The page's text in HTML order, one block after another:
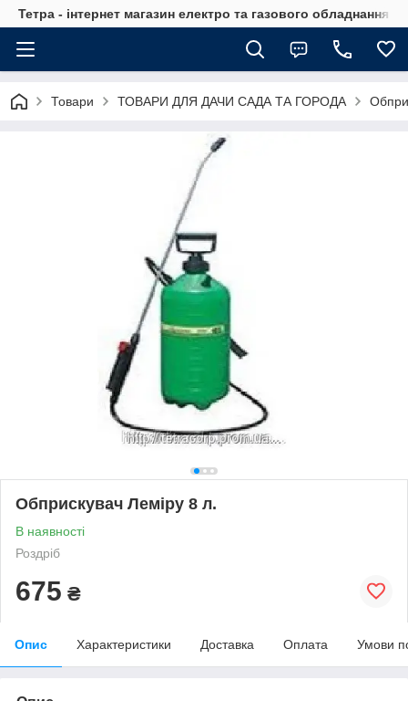
Тетра - інтернет магазин електро та газового обладнання,
Товари ТОВАРИ ДЛЯ ДАЧИ САДА ТА ГОРОДА
Обприскувач Леміру 8 л.
В наявності
Роздріб
675 ₴
Опис Характеристики Доставка Оплата Умови